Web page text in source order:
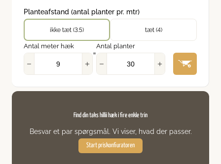
Planteafstand (antal planter pr. mtr)
ikke tæt (3.5) tæt (4)
Antal meter hæk
=
Antal planter
Find din taks hillii hæk i fire enkle trin
Besvar et par spørgsmål. Vi viser, hvad der passer.
Start priskonfiuratoren